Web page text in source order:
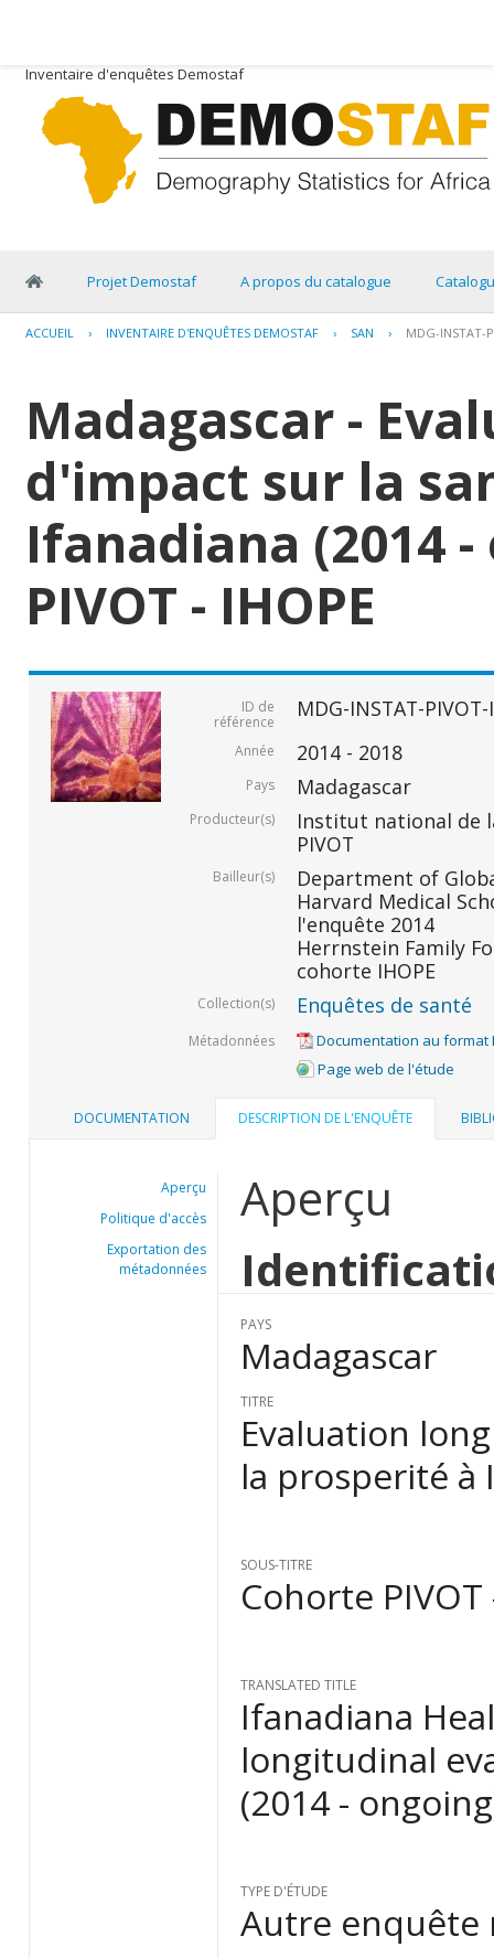
Inventaire d'enquêtes Demostaf
Projet Demostaf A propos du catalogue
ACCUEIL › INVENTAIRE D'ENQUÊTES DEMOSTAF › SAN › MDG-INSTAT-
Madagascar -
d'impact sur la
Ifanadiana (2014
PIVOT - IHOPE
ID de
référence
MDG-INSTAT-
Année 2014 - 2018
Pays Madagascar
Producteur(s)
Institut national de
PIVOT
Bailleur(s)
Department of
Harvard Medical
l'enquête 2014
Herrnstein Family
cohorte IHOPE
Collection(s) Enquêtes de santé
Métadonnées
Documentation au format
Page web de l'étude
DOCUMENTATION DESCRIPTION DE L'ENQUÊTE
Aperçu
Politique d'accès
Exportation des
métadonnées
Aperçu
PAYS
Madagascar
TITRE
Evaluation
la prosperité à
SOUS-TITRE
Cohorte PIVOT
TRANSLATED TITLE
Ifanadiana
longitudinal
(2014 -
TYPE D'ÉTUDE
Autre enquête